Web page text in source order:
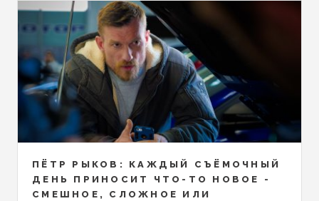
ПЁТР РЫКОВ: КАЖДЫЙ СЪЁМОЧНЫЙ
ДЕНЬ ПРИНОСИТ ЧТО-ТО НОВОЕ -
СМЕШНОЕ, СЛОЖНОЕ ИЛИ